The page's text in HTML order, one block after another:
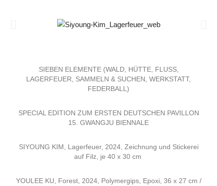
SIEBEN ELEMENTE (WALD, HÜTTE, FLUSS,
LAGERFEUER, SAMMELN & SUCHEN, WERKSTATT,
FEDERBALL)
SPECIAL EDITION ZUM ERSTEN DEUTSCHEN PAVILLON
15. GWANGJU BIENNALE
SIYOUNG KIM, Lagerfeuer, 2024, Zeichnung und Stickerei
auf Filz, je 40 x 30 cm
YOULEE KU, Forest, 2024, Polymergips, Epoxi, 36 x 27 cm /